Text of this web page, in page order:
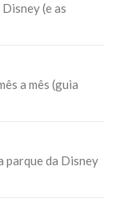
(e as
a mês (guia
parque da Disney